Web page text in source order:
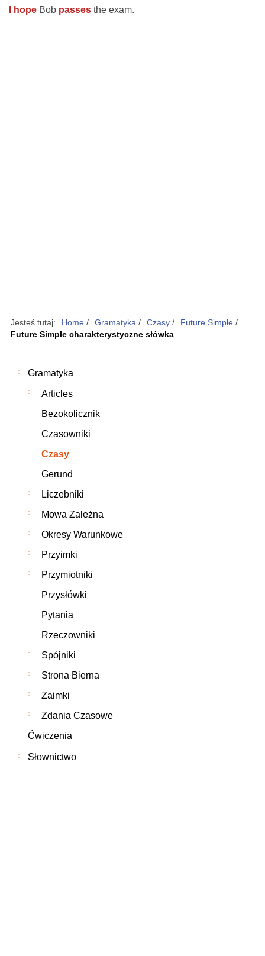
I hope Bob passes the exam.
Jesteś tutaj: Home / Gramatyka / Czasy / Future Simple /
Future Simple charakterystyczne słówka
Gramatyka
Articles
Bezokolicznik
Czasowniki
Czasy
Gerund
Liczebniki
Mowa Zależna
Okresy Warunkowe
Przyimki
Przymiotniki
Przysłówki
Pytania
Rzeczowniki
Spójniki
Strona Bierna
Zaimki
Zdania Czasowe
Ćwiczenia
Słownictwo